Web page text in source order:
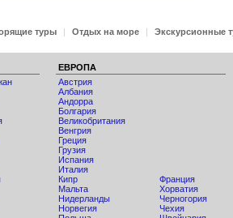
туры | Отдых на море | Экскурсионные
ЕВРОПА
Австрия
Албания
Андорра
Болгария
Великобритания
Венгрия
Греция
Грузия
Испания
Италия
Кипр
Мальта
Нидерланды
Норвегия
Франция
Хорватия
Черногория
Чехия